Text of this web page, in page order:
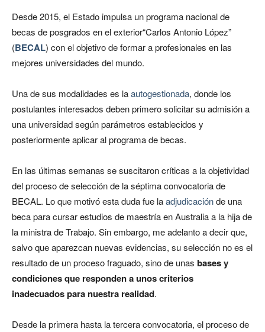
Desde 2015, el Estado impulsa un programa nacional de
becas de posgrados en el exterior“Carlos Antonio López”
(BECAL) con el objetivo de formar a profesionales en las
mejores universidades del mundo.
Una de sus modalidades es laautogestionada, donde los
postulantes interesados deben primero solicitar su admisión a
una universidad según parámetros establecidos y
posteriormente aplicar al programa de becas.
En las últimas semanas se suscitaron críticas a la objetividad
del proceso de selección de la séptima convocatoria de
BECAL. Lo que motivó esta duda fue laadjudicaciónde una
beca para cursar estudios de maestría en Australia a la hija de
la ministra de Trabajo. Sin embargo, me adelanto a decir que,
salvo que aparezcan nuevas evidencias, su selección no es el
resultado de un proceso fraguado, sino de unas bases y
condiciones que responden a unos criterios
inadecuados para nuestra realidad.
Desde la primera hasta la tercera convocatoria, el proceso de